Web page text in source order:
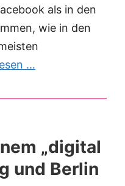
als in den
wie in den
…
„digital
und Berlin